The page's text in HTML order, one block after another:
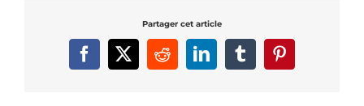
Partager cet article
Facebook
X RedditLinkedInTumblrPinterest